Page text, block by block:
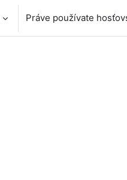
Práve používate